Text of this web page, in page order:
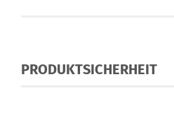
PRODUKTSICHERHEIT